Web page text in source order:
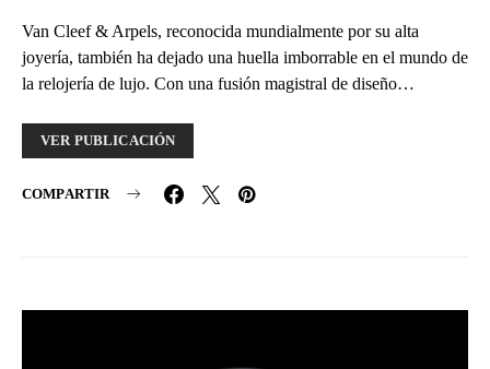
Van Cleef & Arpels, reconocida mundialmente por su alta
joyería, también ha dejado una huella imborrable en el mundo de
la relojería de lujo. Con una fusión magistral de diseño…
VER PUBLICACIÓN
COMPARTIR